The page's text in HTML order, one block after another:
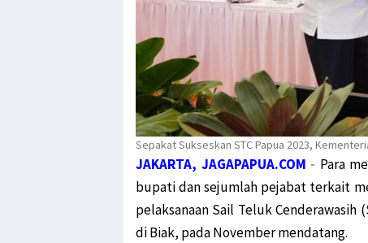
Sepakat Sukseskan STC Papua 2023,
JAKARTA, JAGAPAPUA.COM - Para
bupati dan sejumlah pejabat terkait
pelaksanaan Sail Teluk Cenderawasih
di Biak, pada November mendatang.